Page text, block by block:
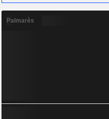
Palmarès